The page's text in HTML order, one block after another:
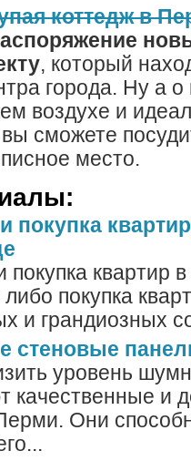
коттедж в
, который
города. Ну а о
воздухе и
сможете
место.
покупка
квартир
покупка
и грандиозных
стеновые
уровень
качественные и
Они